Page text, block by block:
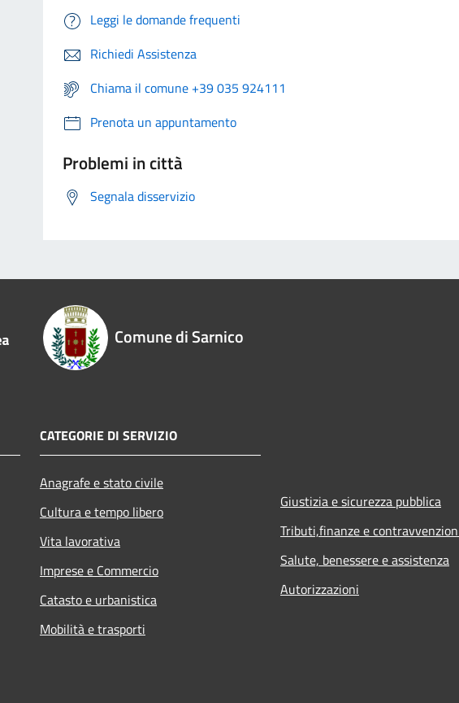
Leggi le domande frequenti
Richiedi Assistenza
Chiama il comune +39 035 924111
Prenota un appuntamento
Problemi in città
Segnala disservizio
Comune di Sarnico
CATEGORIE DI SERVIZIO
Anagrafe e stato civile
Cultura e tempo libero
Vita lavorativa
Imprese e Commercio
Catasto e urbanistica
Mobilità e trasporti
Giustizia e sicurezza pubblica
Tributi,finanze e
Salute, benessere e assistenza
Autorizzazioni